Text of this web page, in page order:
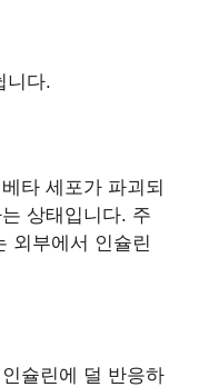
니다.
타 세포가 파괴되
상태입니다. 주
외부에서 인슐린
슐린에 덜 반응하